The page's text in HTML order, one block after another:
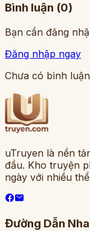
Bình luận (0)
Bạn cần đăng
Đăng nhập ngay
Chưa có bình
uTruyen là nền
đầu. Kho truyện
ngày với nhiều
Đường Dẫn